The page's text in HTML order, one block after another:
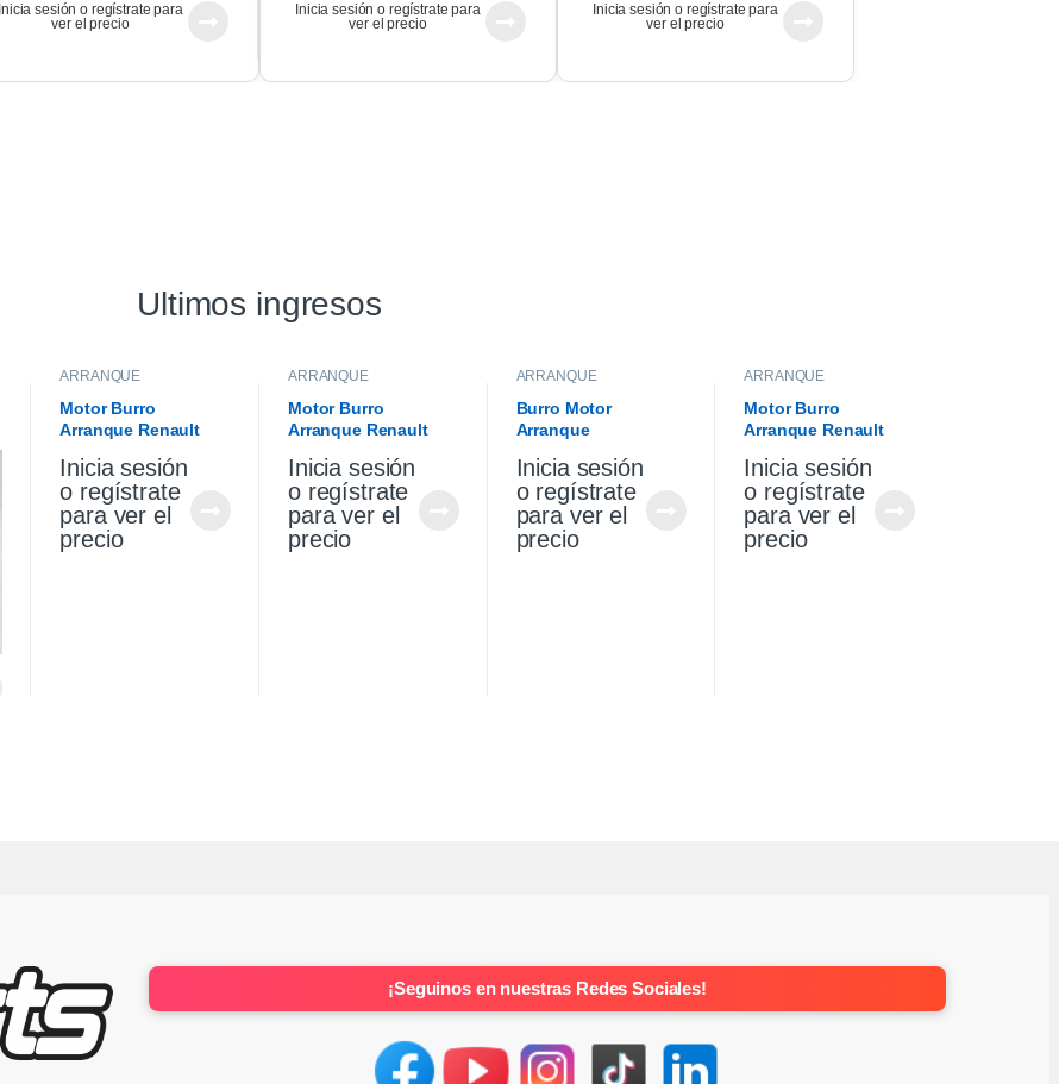
Inicia sesión o regístrate para
ver el precio
Inicia sesión o regístrate para
ver el precio
Inicia sesión o regístrate para
ver el precio
Ultimos ingresos
ARRANQUE
Motor Burro
Arranque Renault
K4m Original
Inicia sesión
o regístrate
para ver el
precio
ARRANQUE
Motor Burro
Arranque Renault
K4m
Inicia sesión
o regístrate
para ver el
precio
ARRANQUE
Burro Motor
Arranque
Saveiro 1.6
Inicia sesión
o regístrate
para ver el
precio
ARRANQUE
Motor Burro
Arranque Renault
Original
Inicia sesión
o regístrate
para ver el
precio
¡Seguinos en nuestras Redes Sociales!